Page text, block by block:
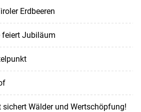
Erdbeeren
Jubiläum
Wälder und Wertschöpfung!